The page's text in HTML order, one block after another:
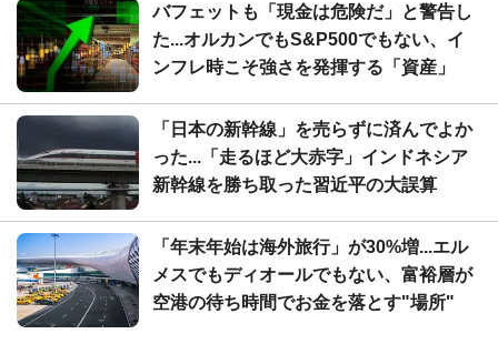
バフェットも「現金は危険だ」と警告し
た...オルカンでもS&P500でもない、イ
ンフレ時こそ強さを発揮する「資産」
「日本の新幹線」を売らずに済んでよか
った...「走るほど大赤字」インドネシア
新幹線を勝ち取った習近平の大誤算
「年末年始は海外旅行」が30%増...エル
メスでもディオールでもない、富裕層が
空港の待ち時間でお金を落とす"場所"